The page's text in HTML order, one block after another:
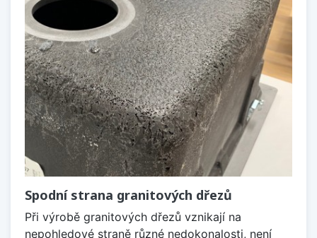
Spodní strana granitových dřezů
Při výrobě granitových dřezů vznikají na
nepohledové straně různé nedokonalosti, není